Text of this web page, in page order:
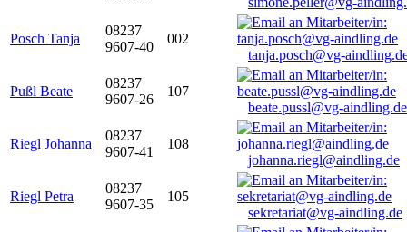
Posch Tanja
08237
9607-40
002
tanja.posch@vg-
Pußl Beate
08237
9607-26
107
beate.pussl@vg-aindling.de
Riegl Johanna
08237
9607-41
108
johanna.riegl@aindling.de
Riegl Petra
08237
9607-35
105
sekretariat@vg-aindling.de